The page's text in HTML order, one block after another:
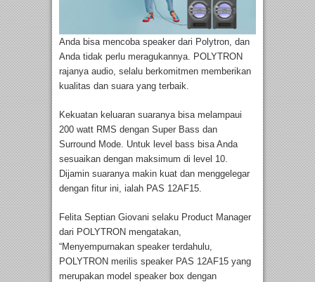
Anda bisa mencoba speaker dari Polytron, dan
Anda tidak perlu meragukannya. POLYTRON
rajanya audio, selalu berkomitmen memberikan
kualitas dan suara yang terbaik.
Kekuatan keluaran suaranya bisa melampaui
200 watt RMS dengan Super Bass dan
Surround Mode. Untuk level bass bisa Anda
sesuaikan dengan maksimum di level 10.
Dijamin suaranya makin kuat dan menggelegar
dengan fitur ini, ialah PAS 12AF15.
Felita Septian Giovani selaku Product Manager
dari POLYTRON mengatakan,
“Menyempurnakan speaker terdahulu,
POLYTRON merilis speaker PAS 12AF15 yang
merupakan model speaker box dengan